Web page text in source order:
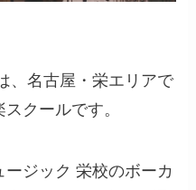
、名古屋・栄エリアで
クールです。
ジック 栄校のボーカ